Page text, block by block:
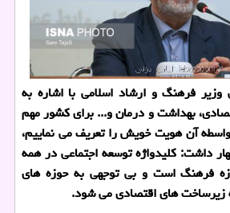
فرهنگ و ارشاد اسلامی با اشاره به
بهداشت و درمان و... برای كشور مهم
آن هویت خویش را تعریف می نماییم،
داشت: كلیدواژه توسعه اجتماعی در همه
فرهنگ است و بی توجهی به حوزه های
های اقتصادی می شود.